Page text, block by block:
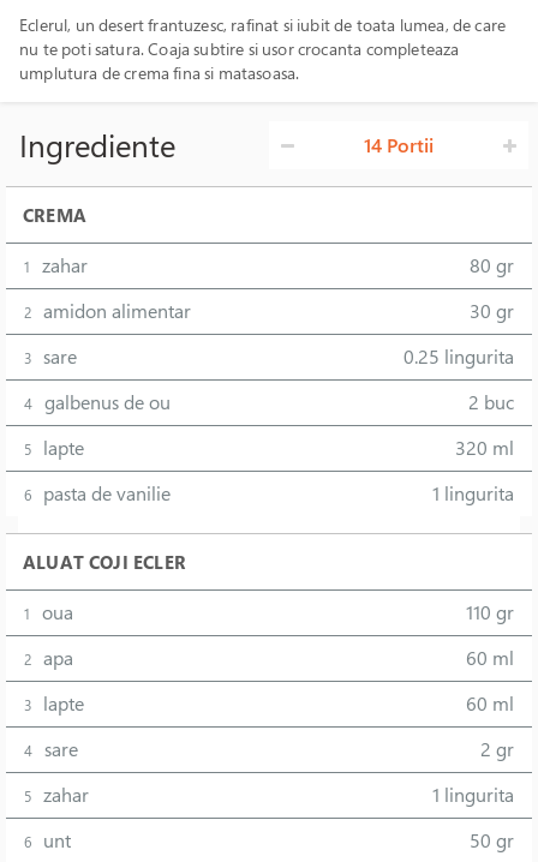
Eclerul, un desert frantuzesc, rafinat si iubit de toata lumea, de care
nu te poti satura. Coaja subtire si usor crocanta completeaza
umplutura de crema fina si matasoasa.
Ingrediente 14 Portii
CREMA
1 zahar 80 gr
2 amidon alimentar 30 gr
3 sare 0.25 lingurita
4 galbenus de ou 2 buc
5 lapte 320 ml
6 pasta de vanilie 1 lingurita
ALUAT COJI ECLER
1 oua 110 gr
2 apa 60 ml
3 lapte 60 ml
4 sare 2 gr
5 zahar 1 lingurita
6 unt 50 gr